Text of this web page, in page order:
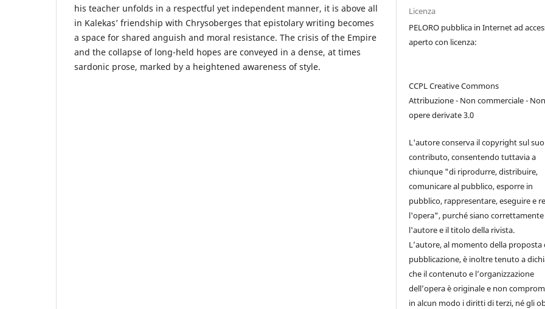
his teacher unfolds in a respectful yet independent manner, it is above all
in Kalekas’ friendship with Chrysoberges that epistolary writing becomes
a space for shared anguish and moral resistance. The crisis of the Empire
and the collapse of long-held hopes are conveyed in a dense, at times
sardonic prose, marked by a heightened awareness of style.
Licenza
PELORO pubblica in Internet ad
aperto con licenza:
CCPL Creative Commons
Attribuzione - Non commerciale - Non
opere derivate 3.0
L'autore conserva il copyright sul suo
contributo, consentendo tuttavia a
chiunque "di riprodurre, distribuire,
comunicare al pubblico, esporre in
pubblico, rappresentare, eseguire e
l'opera", purché siano
l'autore e il titolo della rivista.
L’autore, al momento della proposta
pubblicazione, è inoltre tenuto a
che il contenuto e l’organizzazione
dell’opera è originale e non
in alcun modo i diritti di terzi, né gli